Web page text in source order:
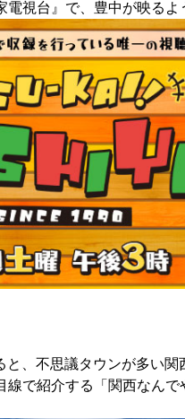
視台』で、豊中が映るよ
と、不思議タウンが多い
線で紹介する「関西なんで